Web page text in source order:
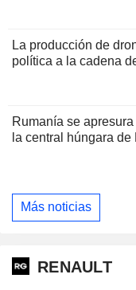
La producción de
política a la cadena
Rumanía se
la central húngara
Más noticias
RENAULT